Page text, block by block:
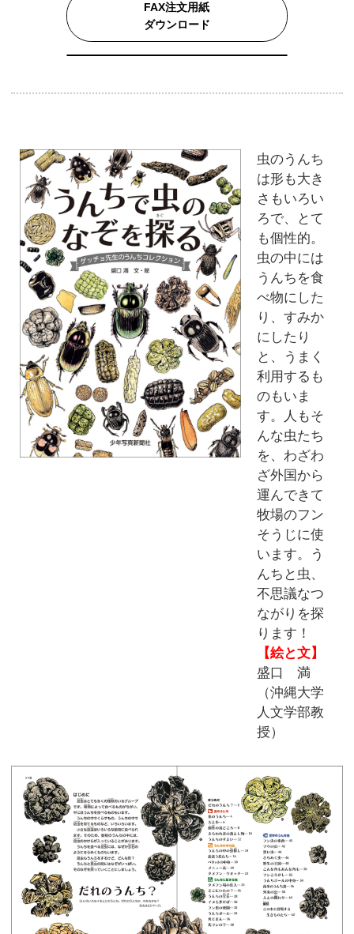
FAX注文用紙
ダウンロード
虫のうんち
は形も大き
さもいろい
ろで、とて
も個性的。
虫の中には
うんちを食
べ物にした
り、すみか
にしたり
と、うまく
利用するも
のもいま
す。人もそ
んな虫たち
を、わざわ
ざ外国から
運んできて
牧場のフン
そうじに使
います。う
んちと虫、
不思議なつ
ながりを探
ります！
【絵と文】
盛口 満
（沖縄大学
人文学部教
授）